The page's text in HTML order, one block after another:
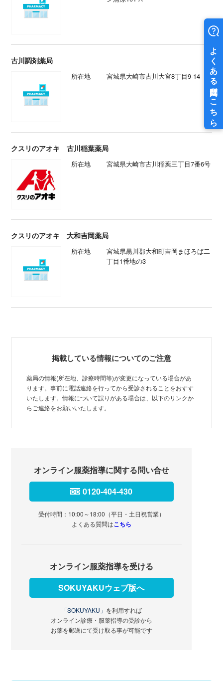
古川調剤薬局
所在地 宮城県大崎市古川大宮8丁目9-14
クスリのアオキ 古川稲葉薬局
所在地 宮城県大崎市古川稲葉三丁目7番6号
クスリのアオキ 大和吉岡薬局
所在地
宮城県黒川郡大和町吉岡まほろば二
丁目1番地の3
掲載している情報についてのご注意
薬局の情報(所在地、診療時間等)が変更になっている場合があ
ります。事前に電話連絡を行ってから受診されることをおすす
いたします。情報について誤りがある場合は、以下のリンクか
らご連絡をお願いいたします。
オンライン服薬指導に関する問い合せ
0120-404-430
受付時間：10:00～18:00（平日・土日祝営業）
よくある質問はこちら
オンライン服薬指導を受ける
SOKUYAKUウェブ版へ
「SOKUYAKU」 を利用すれば
オンライン診療・服薬指導の受診から
お薬を郵送にて受け取る事が可能です